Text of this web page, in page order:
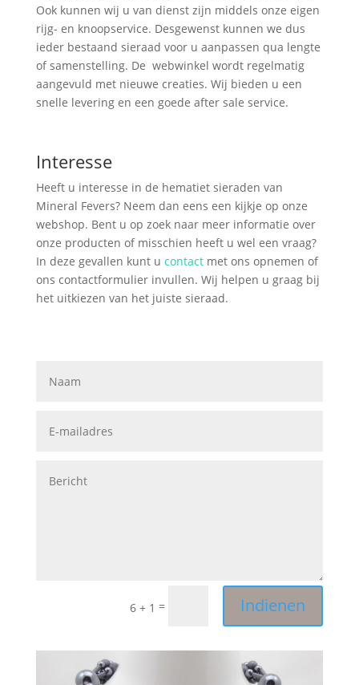
Ook kunnen wij u van dienst zijn middels onze eigen
rijg- en knoopservice. Desgewenst kunnen we dus
ieder bestaand sieraad voor u aanpassen qua lengte
of samenstelling. De webwinkel wordt regelmatig
aangevuld met nieuwe creaties. Wij bieden u een
snelle levering en een goede after sale service.
Interesse
Heeft u interesse in de hematiet sieraden van
Mineral Fevers? Neem dan eens een kijkje op onze
webshop. Bent u op zoek naar meer informatie over
onze producten of misschien heeft u wel een vraag?
In deze gevallen kunt u contact met ons opnemen of
ons contactformulier invullen. Wij helpen u graag bij
het uitkiezen van het juiste sieraad.
6 + 1 = Indienen